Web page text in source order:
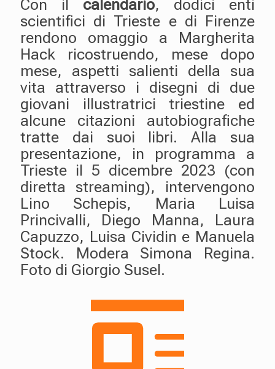
Con il calendario, dodici enti
scientifici di Trieste e di Firenze
rendono omaggio a Margherita
Hack ricostruendo, mese dopo
mese, aspetti salienti della sua
vita attraverso i disegni di due
giovani illustratrici triestine ed
alcune citazioni autobiografiche
tratte dai suoi libri. Alla sua
presentazione, in programma a
Trieste il 5 dicembre 2023 (con
diretta streaming), intervengono
Lino Schepis, Maria Luisa
Princivalli, Diego Manna, Laura
Capuzzo, Luisa Cividin e Manuela
Stock. Modera Simona Regina.
Foto di Giorgio Susel.